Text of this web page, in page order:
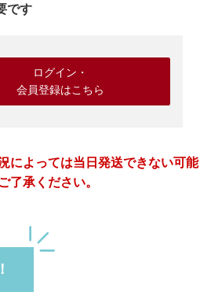
です
ログイン・
会員登録はこちら
によっては当日発送できない可能
了承ください。